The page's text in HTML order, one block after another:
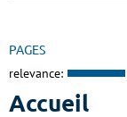
PAGES
relevance:
Accueil